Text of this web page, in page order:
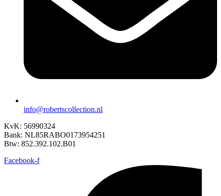
info@robertscollection.nl
KvK: 56990324
Bank: NL85RABO0173954251
Btw: 852.392.102.B01
Facebook-f